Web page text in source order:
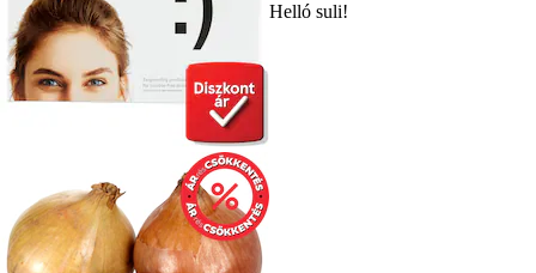
Helló suli!